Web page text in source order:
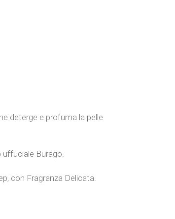
deterge e profuma la pelle
uffuciale Burago.
con Fragranza Delicata.